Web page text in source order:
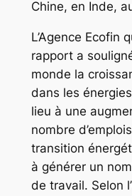
Chine, en Inde,
L’Agence Ecofin
rapport a
monde la
dans les
lieu à une
nombre
transition
à générer un
de travail. Selon